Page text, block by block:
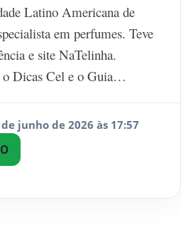
Latino Americana de
em perfumes. Teve
e site NaTelinha.
o Dicas Cel e o Guia…
junho de 2026 às 17:57